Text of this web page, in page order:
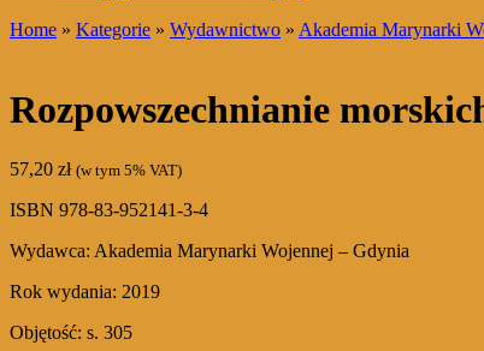
Home » Kategorie » Wydawnictwo » Akademia Marynarki
Rozpowszechnianie
57,20 zł (w tym 5% VAT)
ISBN 978-83-952141-3-4
Wydawca: Akademia Marynarki Wojennej – Gdynia
Rok wydania: 2019
Objętość: s. 305